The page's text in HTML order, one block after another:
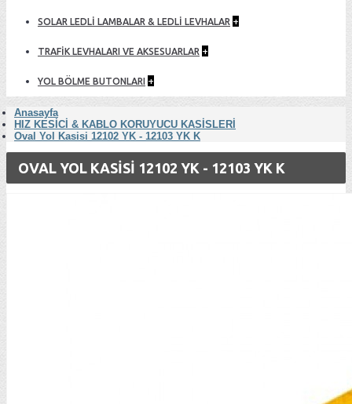
SOLAR LEDLİ LAMBALAR & LEDLİ LEVHALAR +
TRAFİK LEVHALARI VE AKSESUARLAR +
YOL BÖLME BUTONLARI +
Anasayfa
HIZ KESİCİ & KABLO KORUYUCU KASİSLERİ
Oval Yol Kasisi 12102 YK - 12103 YK K
OVAL YOL KASISI 12102 YK - 12103 YK K